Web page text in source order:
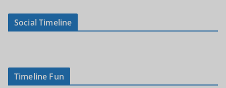
Social Timeline
Timeline Fun